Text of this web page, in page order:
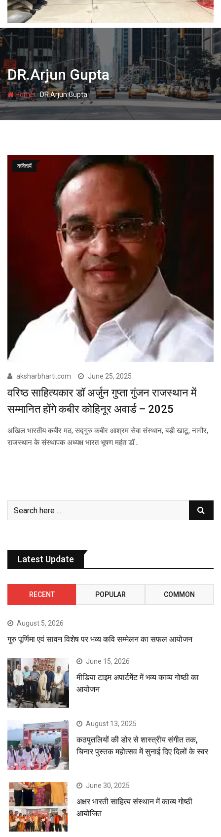
DR.Arjun Gupta
Home-DR.Arjun Gupta
कवितायें
aksharbharti.com June 25, 2025
वरिष्ठ साहित्यकार डॉ अर्जुन गुप्ता गुंजन राजस्थान में
सम्मानित होंगे कबीर कोहिनूर अवार्ड – 2025
अखिल भारतीय कबीर मठ, सद्गुरु कबीर आश्रम सेवा संस्थान, बड़ी खाटू, नागौर,
राजस्थान के संस्थापक अध्यक्ष भारत भूषण महंत डॉ…
Latest Update
RECENT POPULAR COMMON
August 5, 2026
गुरु पूर्णिमा एवं सावन विशेष पर भव्य कवि सम्मेलन का सफल आयोजन
June 15, 2026
मीडिया टाइम अपार्टमेंट में भव्य काव्य गोष्ठी का
आयोजन
August 13, 2025
कठपुतलियों की डोर से शास्त्रीय संगीत तक,
चिनार पुस्तक महोत्सव में सुनाई दिए दिलों के स्वर
June 30, 2025
अक्षर भारती साहित्य संस्थान में काव्य गोष्ठी
आयोजित